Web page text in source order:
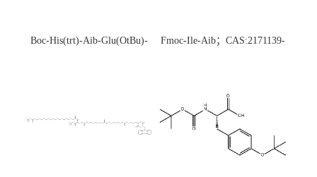
Boc-His(trt)-Aib-Glu(OtBu)-
Fmoc-Ile-Aib；CAS:2171139-